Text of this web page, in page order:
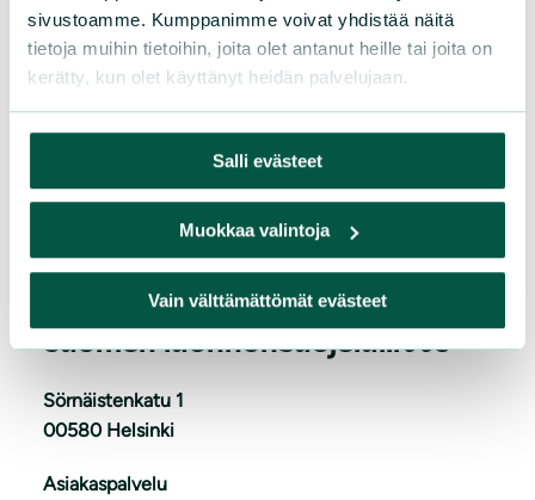
sivustoamme. Kumppanimme voivat yhdistää näitä
tietoja muihin tietoihin, joita olet antanut heille tai joita on
kerätty, kun olet käyttänyt heidän palvelujaan.
Salli evästeet
Muokkaa valintoja
Vain välttämättömät evästeet
Liity
Suomen luonnonsuojeluliitto
Sörnäistenkatu 1
00580 Helsinki
Asiakaspalvelu